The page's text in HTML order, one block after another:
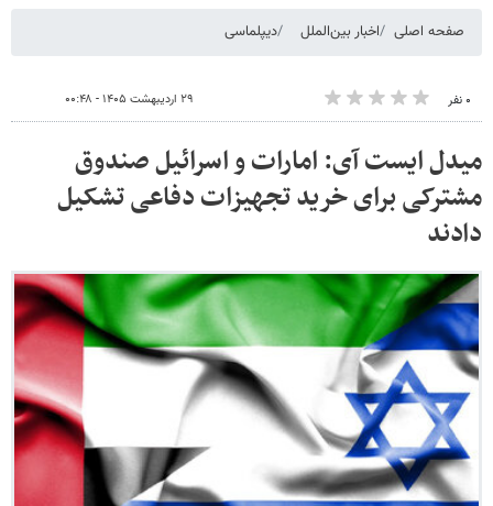
صفحه اصلی اخبار بین‌الملل دیپلماسی
۰ نفر ۲۹ اردیبهشت ۱۴۰۵ - ۰۰:۴۸
میدل ایست آی: امارات و اسرائیل صندوق
مشترکی برای خرید تجهیزات دفاعی تشکیل
دادند